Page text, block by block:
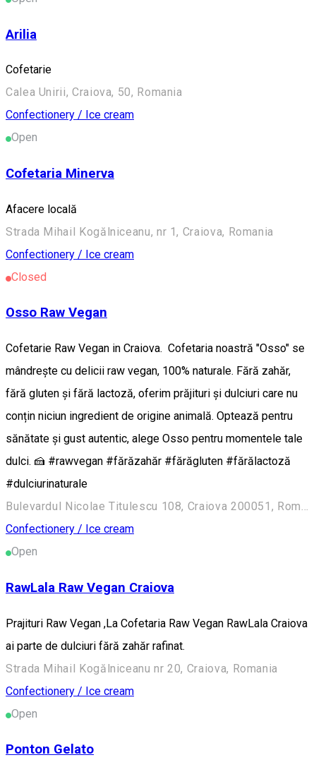
Arilia
Cofetarie
Calea Unirii, Craiova, 50, Romania
Confectionery / Ice cream
Open
Cofetaria Minerva
Afacere locală
Strada Mihail Kogălniceanu, nr 1, Craiova, Romania
Confectionery / Ice cream
Closed
Osso Raw Vegan
Cofetarie Raw Vegan in Craiova. Cofetaria noastră "Osso" se
mândrește cu delicii raw vegan, 100% naturale. Fără zahăr,
fără gluten și fără lactoză, oferim prăjituri și dulciuri care nu
conțin niciun ingredient de origine animală. Optează pentru
sănătate și gust autentic, alege Osso pentru momentele tale
dulci. 🍰 #rawvegan #fărăzahăr #fărăgluten #fărălactoză
#dulciurinaturale
Bulevardul Nicolae Titulescu 108, Craiova 200051, România
Confectionery / Ice cream
Open
RawLala Raw Vegan Craiova
Prajituri Raw Vegan ,La Cofetaria Raw Vegan RawLala Craiova
ai parte de dulciuri fără zahăr rafinat.
Strada Mihail Kogălniceanu nr 20, Craiova, Romania
Confectionery / Ice cream
Open
Ponton Gelato